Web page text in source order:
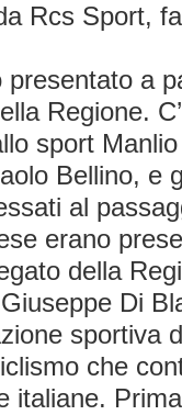
Rcs Sport,
a
Regione.
sport
Bellino, e
al
erano
della
Di
sportiva
che
italiane.